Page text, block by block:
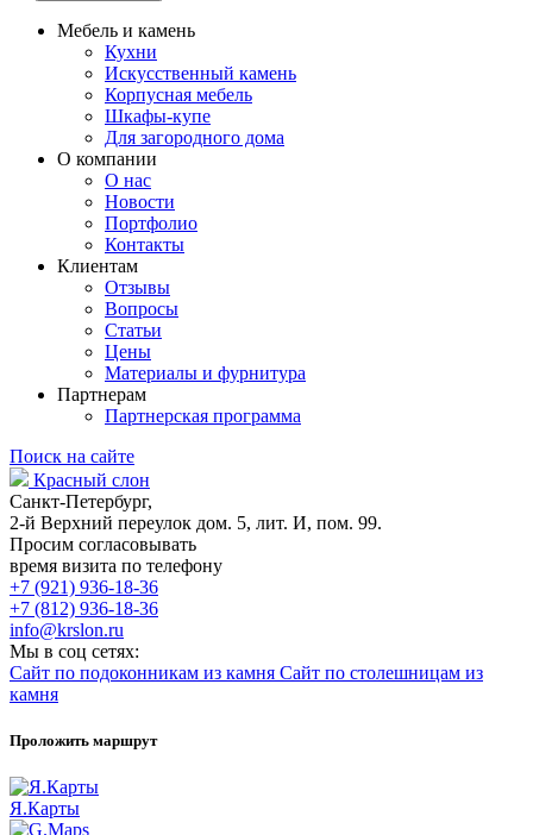
Мебель и камень
Кухни
Искусственный камень
Корпусная мебель
Шкафы-купе
Для загородного дома
О компании
О нас
Новости
Портфолио
Контакты
Клиентам
Отзывы
Вопросы
Статьи
Цены
Материалы и фурнитура
Партнерам
Партнерская программа
Поиск на сайте
Красный слон
Санкт-Петербург,
2-й Верхний переулок дом. 5, лит. И, пом. 99.
Просим согласовывать
время визита по телефону
+7 (921) 936-18-36
+7 (812) 936-18-36
info@krslon.ru
Мы в соц сетях:
Сайт по подоконникам из камня Сайт по столешницам из
камня
Проложить маршрут
Я.Карты